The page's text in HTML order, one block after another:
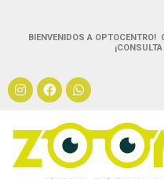
BIENVENIDOS A OPTOCENTRO!